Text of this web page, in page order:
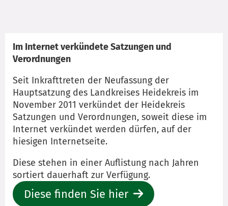
Im Internet verkündete Satzungen und
Verordnungen
Seit Inkrafttreten der Neufassung der
Hauptsatzung des Landkreises Heidekreis im
November 2011 verkündet der Heidekreis
Satzungen und Verordnungen, soweit diese im
Internet verkündet werden dürfen, auf der
hiesigen Internetseite.
Diese stehen in einer Auflistung nach Jahren
sortiert dauerhaft zur Verfügung.
Diese finden Sie hier